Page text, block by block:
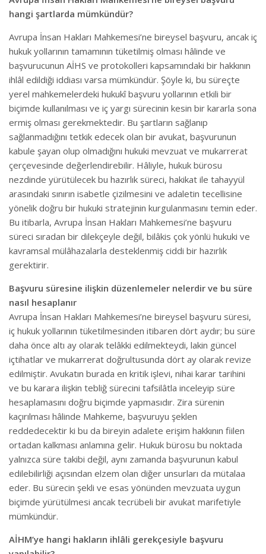
hangi şartlarda mümkündür?
Avrupa İnsan Hakları Mahkemesi’ne bireysel başvuru, ancak iç
hukuk yollarının tamamının tüketilmiş olması hâlinde ve
başvurucunun AİHS ve protokolleri kapsamındaki bir hakkının
ihlâl edildiği iddiası varsa mümkündür. Şöyle ki, bu süreçte
yerel mahkemelerdeki hukukî başvuru yollarının etkili bir
biçimde kullanılması ve iç yargı sürecinin kesin bir kararla sona
ermiş olması gerekmektedir. Bu şartların sağlanıp
sağlanmadığını tetkik edecek olan bir avukat, başvurunun
kabule şayan olup olmadığını hukuki mevzuat ve mukarrerat
çerçevesinde değerlendirebilir. Hâliyle, hukuk bürosu
nezdinde yürütülecek bu hazırlık süreci, hakikat ile tahayyül
arasındaki sınırın isabetle çizilmesini ve adaletin tecellisine
yönelik doğru bir hukuki stratejinin kurgulanmasını temin eder.
Bu itibarla, Avrupa İnsan Hakları Mahkemesi’ne başvuru
süreci sıradan bir dilekçeyle değil, bilâkis çok yönlü hukuki ve
kavramsal mülâhazalarla desteklenmiş ciddi bir hazırlık
gerektirir.
Başvuru süresine ilişkin düzenlemeler nelerdir ve bu süre
nasıl hesaplanır
Avrupa İnsan Hakları Mahkemesi’ne bireysel başvuru süresi,
iç hukuk yollarının tüketilmesinden itibaren dört aydır; bu süre
daha önce altı ay olarak telâkki edilmekteydi, lakin güncel
içtihatlar ve mukarrerat doğrultusunda dört ay olarak revize
edilmiştir. Avukatın burada en kritik işlevi, nihai karar tarihini
ve bu karara ilişkin tebliğ sürecini tafsilâtla inceleyip süre
hesaplamasını doğru biçimde yapmasıdır. Zira sürenin
kaçırılması hâlinde Mahkeme, başvuruyu şeklen
reddedecektir ki bu da bireyin adalete erişim hakkının fiilen
ortadan kalkması anlamına gelir. Hukuk bürosu bu noktada
yalnızca süre takibi değil, aynı zamanda başvurunun kabul
edilebilirliği açısından elzem olan diğer unsurları da mütalaa
eder. Bu sürecin şekli ve esas yönünden mevzuata uygun
biçimde yürütülmesi ancak tecrübeli bir avukat marifetiyle
mümkündür.
AİHM’ye hangi hakların ihlâli gerekçesiyle başvuru